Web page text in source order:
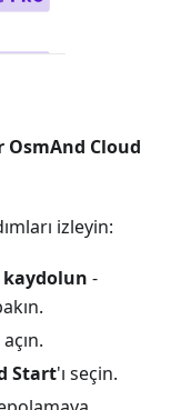
Cloud
izleyin:
kaydolun -
açın.
Start'ı seçin.